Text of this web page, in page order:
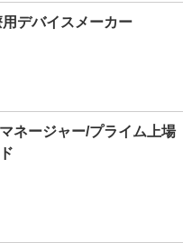
デバイスメーカー
ネージャー/プライム上場